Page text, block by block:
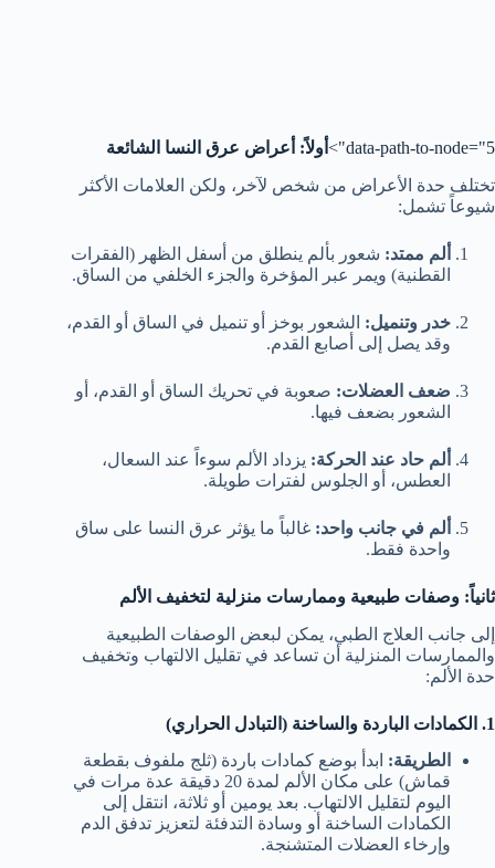
data-path-to-node="5">
أولاً: أعراض عرق النسا الشائعة
تختلف حدة الأعراض من شخص لآخر، ولكن العلامات الأكثر
شيوعاً تشمل:
ألم ممتد: شعور بألم ينطلق من أسفل الظهر (الفقرات
القطنية) ويمر عبر المؤخرة والجزء الخلفي من الساق.
خدر وتنميل: الشعور بوخز أو تنميل في الساق أو القدم،
وقد يصل إلى أصابع القدم.
ضعف العضلات: صعوبة في تحريك الساق أو القدم، أو
الشعور بضعف فيها.
ألم حاد عند الحركة: يزداد الألم سوءاً عند السعال،
العطس، أو الجلوس لفترات طويلة.
ألم في جانب واحد: غالباً ما يؤثر عرق النسا على ساق
واحدة فقط.
ثانياً: وصفات طبيعية وممارسات منزلية لتخفيف الألم
إلى جانب العلاج الطبي، يمكن لبعض الوصفات الطبيعية
والممارسات المنزلية أن تساعد في تقليل الالتهاب وتخفيف
حدة الألم:
1. الكمادات الباردة والساخنة (التبادل الحراري)
الطريقة: ابدأ بوضع كمادات باردة (ثلج ملفوف بقطعة
قماش) على مكان الألم لمدة 20 دقيقة عدة مرات في
اليوم لتقليل الالتهاب. بعد يومين أو ثلاثة، انتقل إلى
الكمادات الساخنة أو وسادة التدفئة لتعزيز تدفق الدم
وإرخاء العضلات المتشنجة.